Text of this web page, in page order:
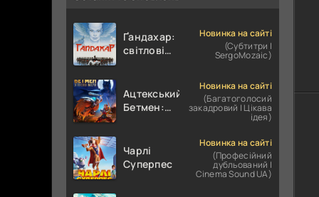
Ґандахар:
світлові
Новинка на сайті
(Субтитри |
SergoMozaic)
Ацтекський
Бетмен:
Новинка на сайті
(Багатоголосий
закадровий | Цікава
ідея)
Чарлі
Суперпес
Новинка на сайті
(Професійний
дубльований |
Cinema Sound UA)